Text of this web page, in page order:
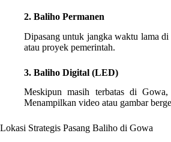
2. Baliho Permanen
Dipasang untuk jangka waktu lama
atau proyek pemerintah.
3. Baliho Digital (LED)
Meskipun masih terbatas di
Menampilkan video atau gambar
Lokasi Strategis Pasang Baliho di Gowa